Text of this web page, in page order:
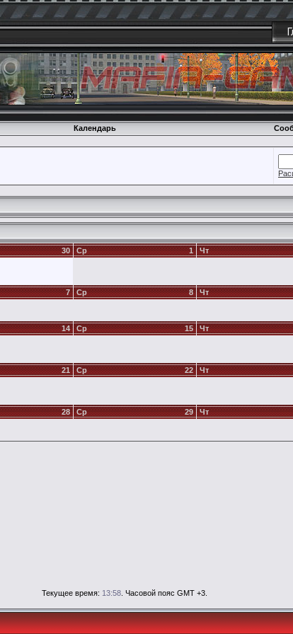
Календарь
30 1
Ср Чт
7 8
Ср Чт
14 15
Ср Чт
21 22
Ср Чт
28 29
Ср Чт
Текущее время: 13:58 . Часовой пояс GMT +3.